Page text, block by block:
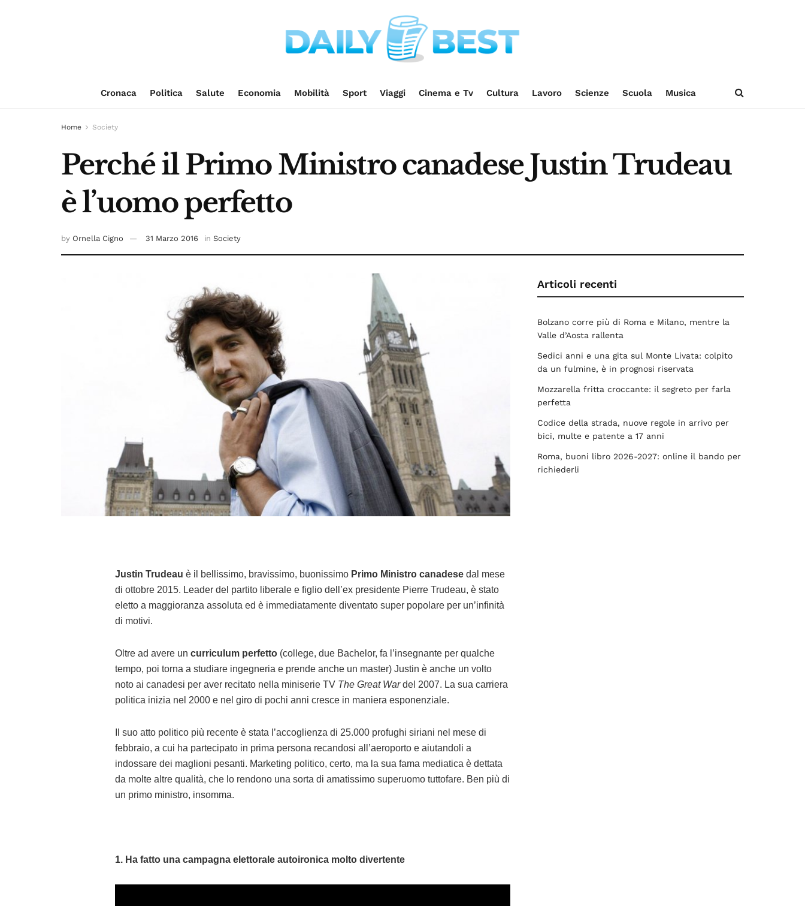
Cronaca Politica Salute Economia Mobilità Sport Viaggi Cinema e Tv Cultura Lavoro Scienze Scuola Musica
Home Society
Perché il Primo Ministro canadese Justin Trudeau
è l’uomo perfetto
by Ornella Cigno 31 Marzo 2016 in Society
Justin Trudeau è il bellissimo, bravissimo, buonissimo Primo Ministro canadese dal mese
di ottobre 2015. Leader del partito liberale e figlio dell’ex presidente Pierre Trudeau, è stato
eletto a maggioranza assoluta ed è immediatamente diventato super popolare per un’infinità
di motivi.
Oltre ad avere un curriculum perfetto (college, due Bachelor, fa l’insegnante per qualche
tempo, poi torna a studiare ingegneria e prende anche un master) Justin è anche un volto
noto ai canadesi per aver recitato nella miniserie TV The Great Wardel 2007. La sua carriera
politica inizia nel 2000 e nel giro di pochi anni cresce in maniera esponenziale.
Il suo atto politico più recente è stata l’accoglienza di 25.000 profughi siriani nel mese di
febbraio, a cui ha partecipato in prima persona recandosi all’aeroporto e aiutandoli a
indossare dei maglioni pesanti. Marketing politico, certo, ma la sua fama mediatica è dettata
da molte altre qualità, che lo rendono una sorta di amatissimo superuomo tuttofare. Ben più di
un primo ministro, insomma.
1. Ha fatto una campagna elettorale autoironica molto divertente
Articoli recenti
Bolzano corre più di Roma e Milano, mentre la
Valle d’Aosta rallenta
Sedici anni e una gita sul Monte Livata: colpito
da un fulmine, è in prognosi riservata
Mozzarella fritta croccante: il segreto per farla
perfetta
Codice della strada, nuove regole in arrivo per
bici, multe e patente a 17 anni
Roma, buoni libro 2026-2027: online il bando per
richiederli